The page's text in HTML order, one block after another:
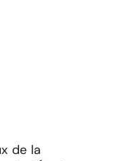
de la